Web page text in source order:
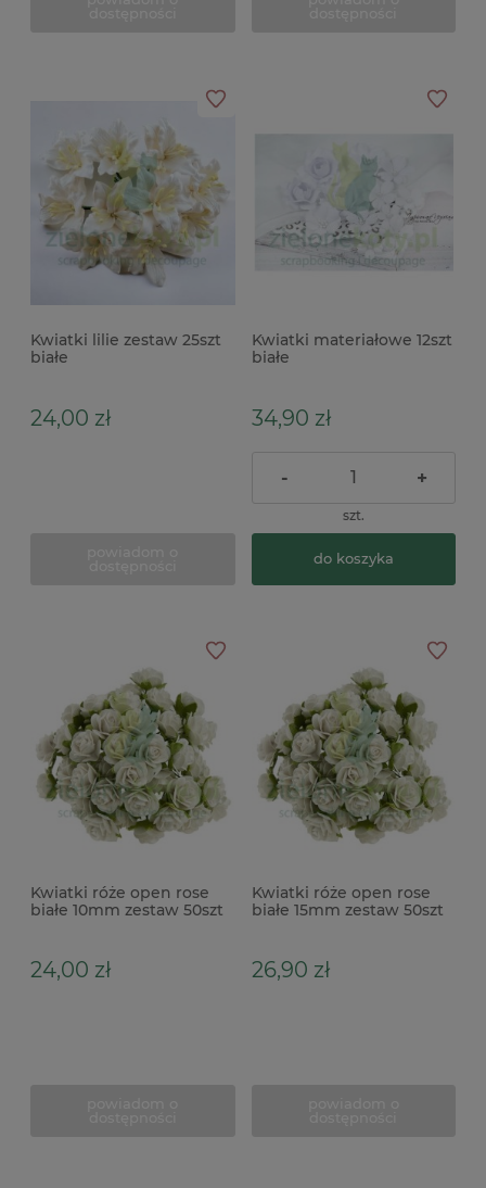
Kwiatki lilie zestaw 25szt
białe
24,00 zł
Kwiatki materiałowe 12szt
białe
34,90 zł
- +
szt.
do koszyka
Kwiatki róże open rose
białe 10mm zestaw 50szt
24,00 zł
Kwiatki róże open rose
białe 15mm zestaw 50szt
26,90 zł